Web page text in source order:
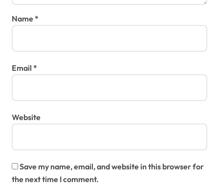
Name*
Email *
Website
Save my name, email, and website in this browser for
the next time I comment.